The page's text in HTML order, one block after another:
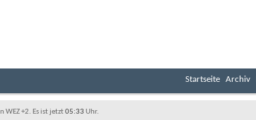
Startseite Archiv
WEZ +2. Es ist jetzt05:33 Uhr.